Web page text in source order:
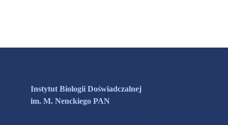
Instytut Biologii Doświadczalnej
im. M. Nenckiego PAN